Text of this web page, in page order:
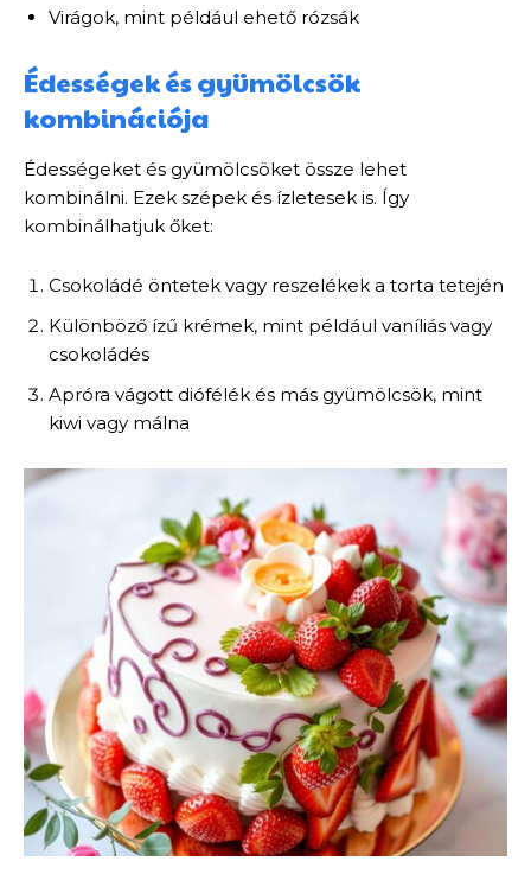
Virágok, mint például ehető rózsák
Édességek és gyümölcsök
kombinációja
Édességeket és gyümölcsöket össze lehet
kombinálni. Ezek szépek és ízletesek is. Így
kombinálhatjuk őket:
Csokoládé öntetek vagy reszelékek a torta tetején
Különböző ízű krémek, mint például vaníliás vagy
csokoládés
Apróra vágott diófélék és más gyümölcsök, mint
kiwi vagy málna